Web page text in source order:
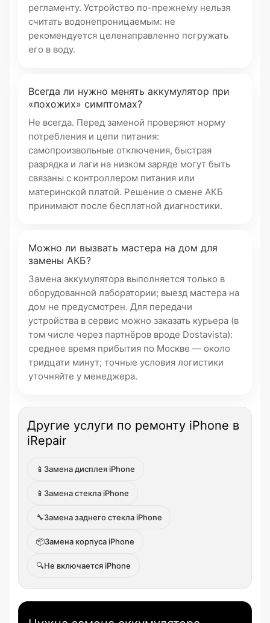
регламенту. Устройство по-прежнему нельзя
считать водонепроницаемым: не
рекомендуется целенаправленно погружать
его в воду.
Всегда ли нужно менять аккумулятор при
«похожих» симптомах?
Не всегда. Перед заменой проверяют норму
потребления и цепи питания:
самопроизвольные отключения, быстрая
разрядка и лаги на низком заряде могут быть
связаны с контроллером питания или
материнской платой. Решение о смене АКБ
принимают после бесплатной диагностики.
Можно ли вызвать мастера на дом для
замены АКБ?
Замена аккумулятора выполняется только в
оборудованной лаборатории; выезд мастера на
дом не предусмотрен. Для передачи
устройства в сервис можно заказать курьера (в
том числе через партнёров вроде Dostavista):
среднее время прибытия по Москве — около
тридцати минут; точные условия логистики
уточняйте у менеджера.
Другие услуги по ремонту iPhone в
iRepair
📱 Замена дисплея iPhone
📱 Замена стекла iPhone
🔧Замена заднего стекла iPhone
📦Замена корпуса iPhone
🔍Не включается iPhone